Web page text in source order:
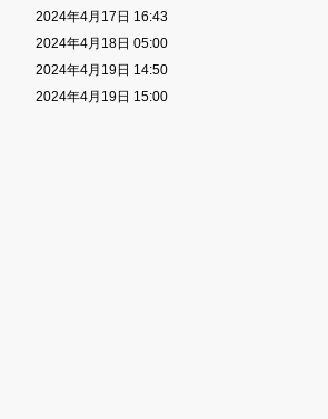
2024年4月17日 16:43
2024年4月18日 05:00
2024年4月19日 14:50
2024年4月19日 15:00